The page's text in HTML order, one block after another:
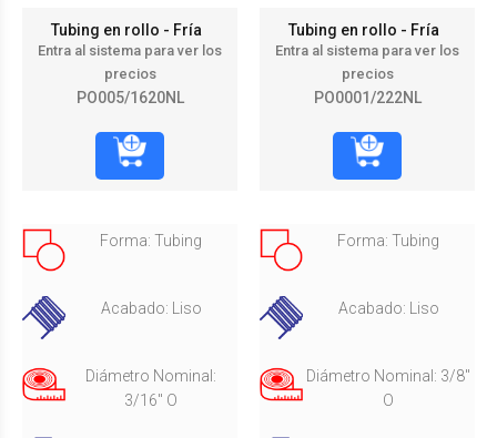
Tubing en rollo - Fría
Entra al sistema para ver los
precios
PO005/1620NL
Tubing en rollo - Fría
Entra al sistema para ver los
precios
PO0001/222NL
Forma: Tubing
Acabado: Liso
Diámetro Nominal:
3/16" O
Forma: Tubing
Acabado: Liso
Diámetro Nominal: 3/8"
O